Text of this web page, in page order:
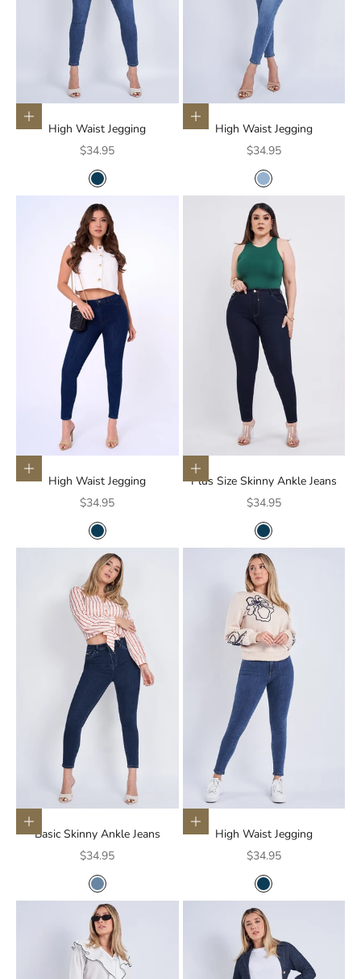
Elige opciones
High Waist Jegging
Precio de oferta
$34.95
COLOR
AZUL OSCURO
Elige opciones
High Waist Jegging
Precio de oferta
$34.95
COLOR
AZUL CLARO
Elige opciones
High Waist Jegging
Precio de oferta
$34.95
COLOR
AZUL OSCURO
Elige opciones
Plus Size Skinny Ankle Jeans
Precio de oferta
$34.95
COLOR
AZUL OSCURO
Elige opciones
Basic Skinny Ankle Jeans
Precio de oferta
$34.95
COLOR
AZUL MEDIO
Elige opciones
High Waist Jegging
Precio de oferta
$34.95
COLOR
AZUL OSCURO